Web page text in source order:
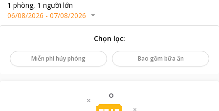
1 phòng, 1 người lớn
06/08/2026 - 07/08/2026
Chọn lọc:
Miễn phí hủy phòng Bao gồm bữa ăn